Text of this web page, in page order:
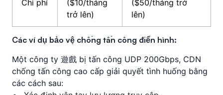
Chi phí
($10/tháng
trở lên)
($50/tháng trở
lên)
Các ví dụ bảo vệ chống tấn công điển hình:
Một công ty 遊戲 bị tấn công UDP 200Gbps, CDN
chống tấn công cao cấp giải quyết tình huống bằng
các cách sau: